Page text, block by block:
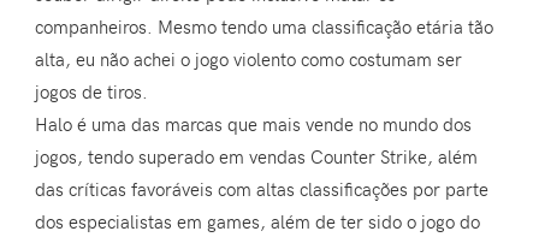
companheiros. Mesmo tendo uma classificação etária tão
alta, eu não achei o jogo violento como costumam ser
jogos de tiros.
Halo é uma das marcas que mais vende no mundo dos
jogos, tendo superado em vendas Counter Strike, além
das críticas favoráveis com altas classificações por parte
dos especialistas em games, além de ter sido o jogo do